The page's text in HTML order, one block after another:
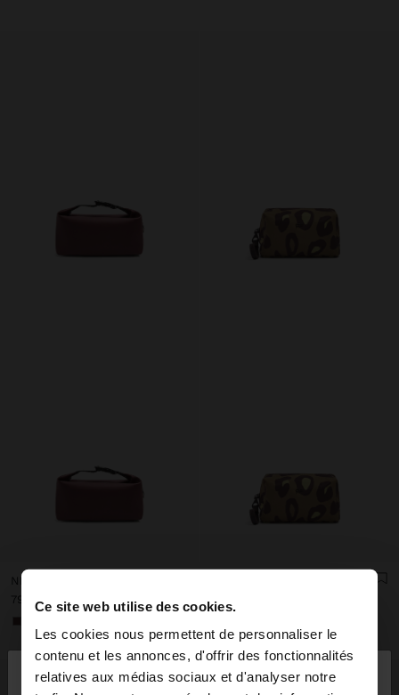
Ce site web utilise des cookies.
Les cookies nous permettent de personnaliser le
contenu et les annonces, d'offrir des fonctionnalités
relatives aux médias sociaux et d'analyser notre
bonjour ×
ل.ل 79.000,00